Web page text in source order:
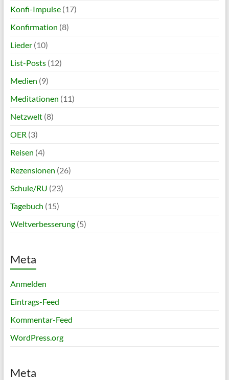
Konfi-Impulse(17)
Konfirmation (8)
Lieder(10)
List-Posts(12)
Medien (9)
Meditationen (11)
Netzwelt(8)
OER (3)
Reisen (4)
Rezensionen (26)
Schule/RU (23)
Tagebuch (15)
Weltverbesserung(5)
Meta
Anmelden
Eintrags-Feed
Kommentar-Feed
WordPress.org
Meta